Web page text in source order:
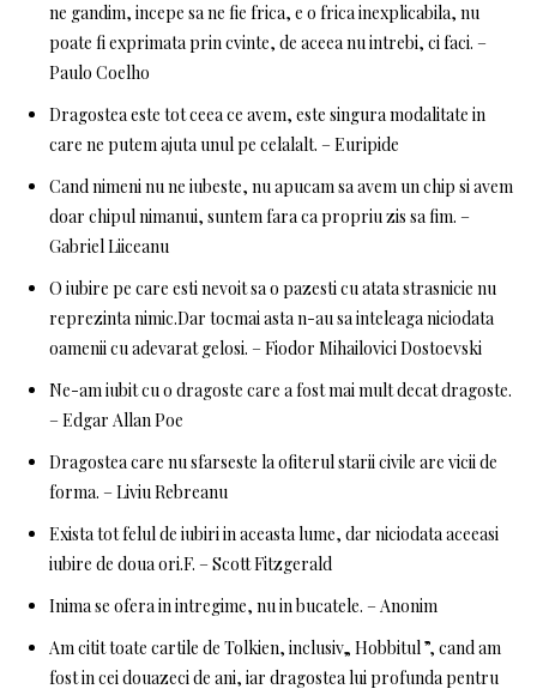
ne gandim, incepe sa ne fie frica, e o frica inexplicabila, nu
poate fi exprimata prin cvinte, de aceea nu intrebi, ci faci. –
Paulo Coelho
Dragostea este tot ceea ce avem, este singura modalitate in
care ne putem ajuta unul pe celalalt. – Euripide
Cand nimeni nu ne iubeste, nu apucam sa avem un chip si avem
doar chipul nimanui, suntem fara ca propriu zis sa fim. –
Gabriel Liiceanu
O iubire pe care esti nevoit sa o pazesti cu atata strasnicie nu
reprezinta nimic.Dar tocmai asta n-au sa inteleaga niciodata
oamenii cu adevarat gelosi. – Fiodor Mihailovici Dostoevski
Ne-am iubit cu o dragoste care a fost mai mult decat dragoste.
– Edgar Allan Poe
Dragostea care nu sfarseste la ofiterul starii civile are vicii de
forma. – Liviu Rebreanu
Exista tot felul de iubiri in aceasta lume, dar niciodata aceeasi
iubire de doua ori.F. – Scott Fitzgerald
Inima se ofera in intregime, nu in bucatele. – Anonim
Am citit toate cartile de Tolkien, inclusiv„ Hobbitul ”, cand am
fost in cei douazeci de ani, iar dragostea lui profunda pentru